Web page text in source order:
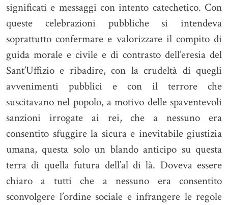
significati e messaggi con intento catechetico. Con
queste celebrazioni pubbliche si intendeva
soprattutto confermare e valorizzare il compito di
guida morale e civile e di contrasto dell’eresia del
Sant’Uffizio e ribadire, con la crudeltà di quegli
avvenimenti pubblici e con il terrore che
suscitavano nel popolo, a motivo delle spaventevoli
sanzioni irrogate ai rei, che a nessuno era
consentito sfuggire la sicura e inevitabile giustizia
umana, questa solo un blando anticipo su questa
terra di quella futura dell’al di là. Doveva essere
chiaro a tutti che a nessuno era consentito
sconvolgere l’ordine sociale e infrangere le regole